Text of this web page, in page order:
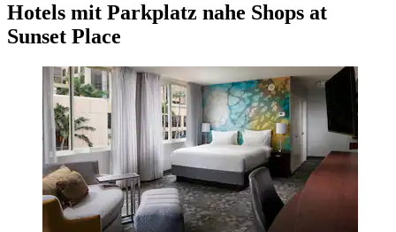
Hotels mit Parkplatz nahe Shops at
Sunset Place